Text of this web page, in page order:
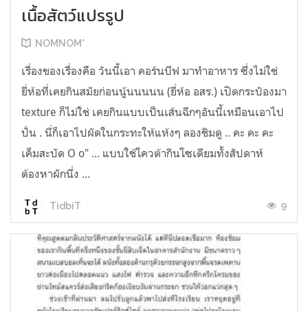
เนื้อสัตว์แปรรูป
NOMNOM*
เรื่องของเรื่องคือ วันนี้เอา คอร์นบีฟ มาทำอาหาร ซึ่งไม่ใช่
ยี่ห้อที่เคยกินสมัยก่อนนู้นนนนน (ยี่ห้อ อสร.) เปิดกระป๋องมา
texture ก็ไม่ใช่ เคยกินแบบเป็นเส้นฉีกๆอันนี้เหมือนเอาไป
ปั่น . นี่ก็เอาไปผัดในกระทะให้แห้งๆ ลองชิมดู .. คะ คะ คะ
เค็มสะบัด O o" ... แบบใช้โควต้ากินโซเดียมทั้งสัปดาห์
ต้องหาผักนึ่ง ...
TidbiT 9